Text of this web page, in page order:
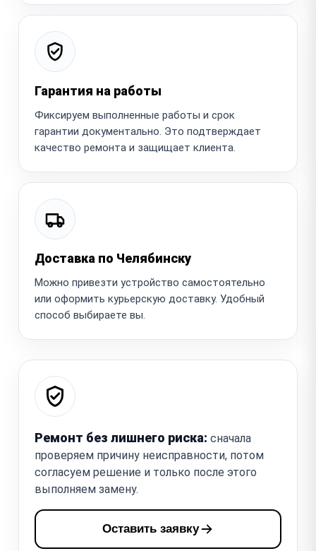
Гарантия на работы
Фиксируем выполненные работы и срок
гарантии документально. Это подтверждает
качество ремонта и защищает клиента.
Доставка по Челябинску
Можно привезти устройство самостоятельно
или оформить курьерскую доставку. Удобный
способ выбираете вы.
Ремонт без лишнего риска: сначала
проверяем причину неисправности, потом
согласуем решение и только после этого
выполняем замену.
Оставить заявку